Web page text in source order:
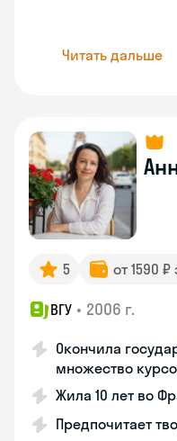
Читать дальше
5 от 1590
ВГУ • 2006 г.
Окончила
множество
Жила 10 лет во
Предпочитает